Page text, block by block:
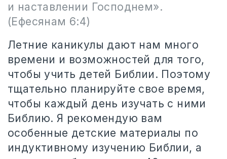
и наставлении Господнем».
(Ефесянам 6:4)
Летние каникулы дают нам много
времени и возможностей для того,
чтобы учить детей Библии. Поэтому
тщательно планируйте свое время,
чтобы каждый день изучать с ними
Библию. Я рекомендую вам
особенные детские материалы по
индуктивному изучению Библии, а